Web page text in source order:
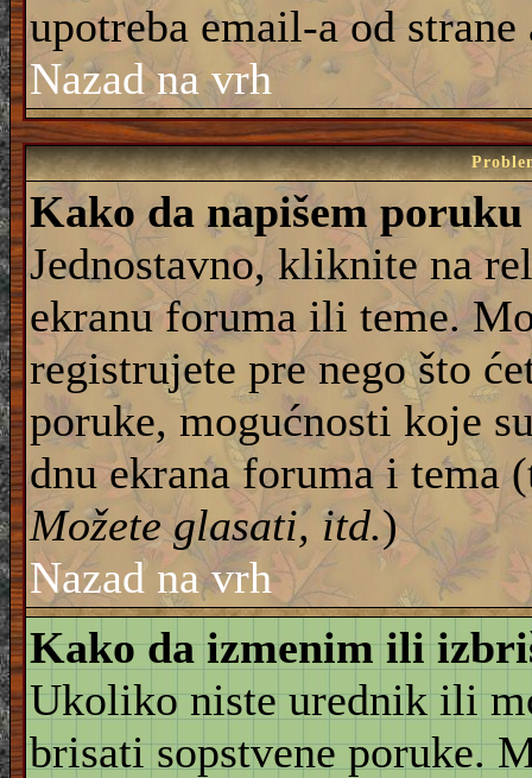
upotreba email-a od
Nazad na vrh
Kako da napišem
Jednostavno, kliknite na
ekranu foruma ili teme.
registrujete pre nego što
poruke, mogućnosti koje
dnu ekrana foruma i tema
Možete glasati, itd.)
Nazad na vrh
Kako da izmenim ili
Ukoliko niste urednik ili
brisati sopstvene poruke.